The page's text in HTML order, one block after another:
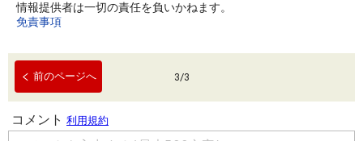
情報提供者は一切の責任を負いかねます。
免責事項
前のページへ 3/3